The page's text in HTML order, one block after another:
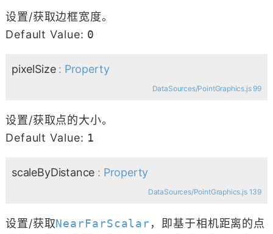
设置/获取边框宽度。
Default Value: 0
pixelSize: Property
DataSources/PointGraphics.js 99
设置/获取点的大小。
Default Value: 1
scaleByDistance : Property
DataSources/PointGraphics.js 139
设置/获取NearFarScalar，即基于相机距离的点